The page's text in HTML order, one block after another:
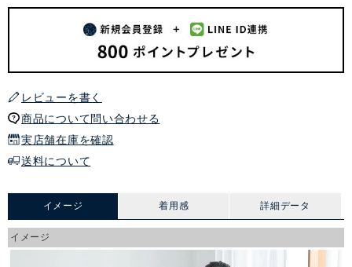
レビューを書く
商品について問い合わせる
実店舗在庫を確認
送料について
イメージ 着用感 詳細データ
イメージ